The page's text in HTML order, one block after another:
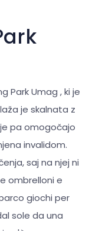
Park Umag , ki je
je skalnata z
pa omogočajo
invalidom.
saj na njej ni
ombrelloni e
giochi per
sole da una